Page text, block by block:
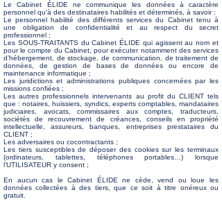
Le Cabinet ÉLIDE ne communique les données à caractère
personnel qu’à des destinataires habilités et déterminés, à savoir :
Le personnel habilité des différents services du Cabinet tenu à
une obligation de confidentialité et au respect du secret
professionnel ;
Les SOUS-TRAITANTS du Cabinet ÉLIDE qui agissent au nom et
pour le compte du Cabinet, pour exécuter notamment des services
d’hébergement, de stockage, de communication, de traitement de
données, de gestion de bases de données ou encore de
maintenance informatique ;
Les juridictions et administrations publiques concernées par les
missions confiées ;
Les autres professionnels intervenants au profit du CLIENT tels
que : notaires, huissiers, syndics, experts comptables, mandataires
judiciaires, avocats, commissaires aux comptes, traducteurs,
sociétés de recouvrement de créances, conseils en propriété
intellectuelle, assureurs, banques, entreprises prestataires du
CLIENT ;
Les adversaires ou cocontractants ;
Les tiers susceptibles de déposer des cookies sur les terminaux
(ordinateurs, tablettes, téléphones portables…) lorsque
l’UTILISATEUR y consent ;
En aucun cas le Cabinet ÉLIDE ne cède, vend ou loue les
données collectées à des tiers, que ce soit à titre onéreux ou
gratuit.